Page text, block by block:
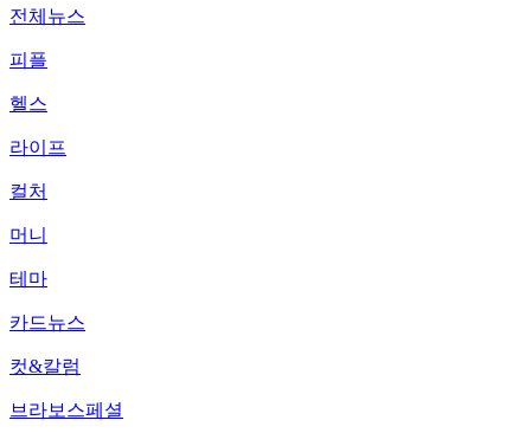
전체뉴스
피플
헬스
라이프
컬처
머니
테마
카드뉴스
컷&칼럼
브라보스페셜